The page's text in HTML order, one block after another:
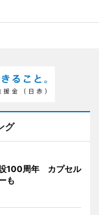
グ
100周年 カプセル
も